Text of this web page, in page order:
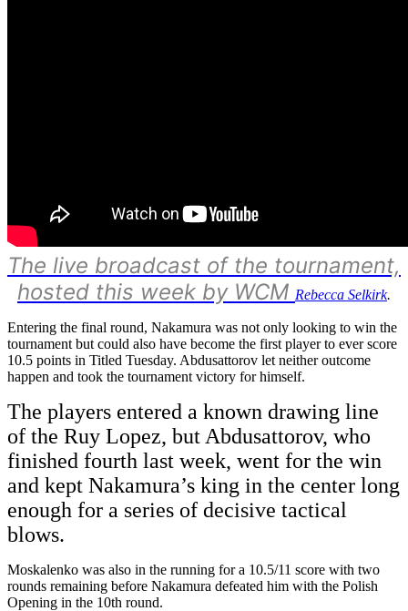
The live broadcast of the tournament,
hosted this week by WCM Rebecca Selkirk.
Entering the final round, Nakamura was not only looking to win the
tournament but could also have become the first player to ever score
10.5 points in Titled Tuesday. Abdusattorov let neither outcome
happen and took the tournament victory for himself.
The players entered a known drawing line
of the Ruy Lopez, but Abdusattorov, who
finished fourth last week, went for the win
and kept Nakamura’s king in the center long
enough for a series of decisive tactical
blows.
Moskalenko was also in the running for a 10.5/11 score with two
rounds remaining before Nakamura defeated him with the Polish
Opening in the 10th round.